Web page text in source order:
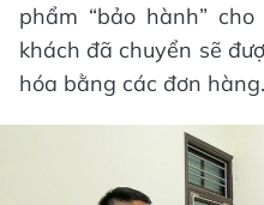
phẩm “bảo hành”
khách đã chuyển sẽ
hóa bằng các đơn hàng.